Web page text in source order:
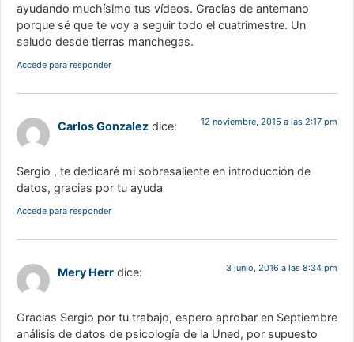
ayudando muchísimo tus vídeos. Gracias de antemano
porque sé que te voy a seguir todo el cuatrimestre. Un
saludo desde tierras manchegas.
Accede para responder
Carlos Gonzalez dice: 12 noviembre, 2015 a las 2:17 pm
Sergio , te dedicaré mi sobresaliente en introducción de
datos, gracias por tu ayuda
Accede para responder
Mery Herr dice: 3 junio, 2016 a las 8:34 pm
Gracias Sergio por tu trabajo, espero aprobar en Septiembre
análisis de datos de psicología de la Uned, por supuesto